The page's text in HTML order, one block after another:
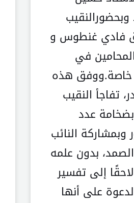
فادي غنطوس و
في
هذه
تفاجأ النقيب
عدد
وبمشاركة النائب
بدون علمه
إلى تفسير
على أنها